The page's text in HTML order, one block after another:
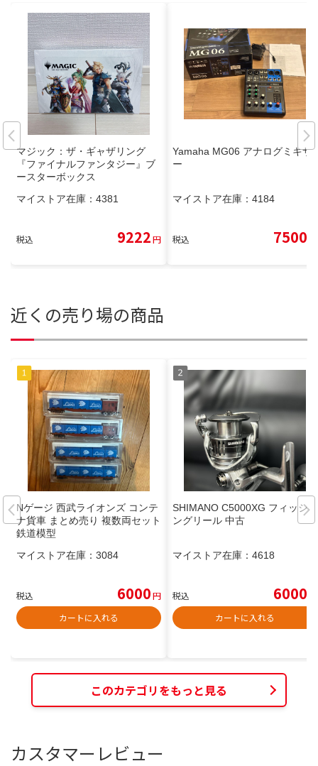
マジック：ザ・ギャザリング
『ファイナルファンタジー』ブ
ースターボックス
マイストア在庫： 4381
税込 9222円
Yamaha MG06 アナログミキサ
ー
マイストア在庫： 4184
税込 7500
近くの売り場の商品
Nゲージ 西武ライオンズ コンテ
ナ貨車 まとめ売り 複数両セット
鉄道模型
マイストア在庫： 3084
税込 6000円
カートに入れる
SHIMANO C5000XG フィッシ
ングリール 中古
マイストア在庫： 4618
税込 6000
カートに入れる
このカテゴリをもっと見る
カスタマーレビュー